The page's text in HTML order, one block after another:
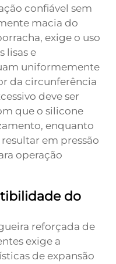
confiável sem
macia do
exige o uso
lisas e
uniformemente
da circunferência
deve ser
que o silicone
enquanto
em pressão
operação
do
reforçada de
exige a
de expansão